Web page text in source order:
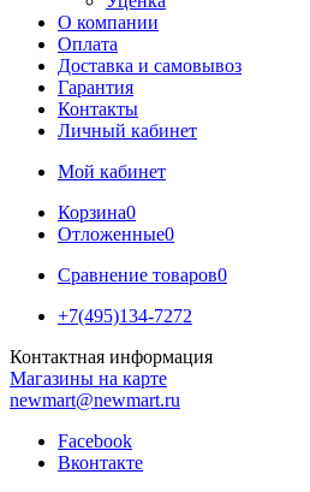
О компании
Оплата
Доставка и самовывоз
Гарантия
Контакты
Личный кабинет
Мой кабинет
Корзина0
Отложенные0
Сравнение товаров0
+7(495)134-7272
Контактная информация
Магазины на карте
newmart@newmart.ru
Facebook
Вконтакте